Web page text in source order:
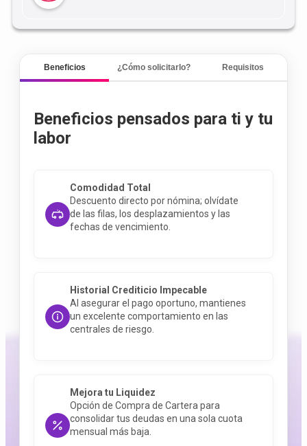
Beneficios ¿Cómo solicitarlo? Requisitos
Beneficios pensados para ti y tu
labor
Comodidad Total
Descuento directo por nómina; olvídate
de las filas, los desplazamientos y las
fechas de vencimiento
Historial Crediticio Impecable
Al asegurar el pago oportuno, mantienes
un excelente comportamiento en las
centrales de riesgo
Mejora tu Liquidez
Opción de Compra de Cartera para
consolidar tus deudas en una sola cuota
mensual más baja